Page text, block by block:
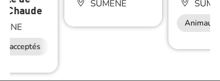
Chaude
acceptés
SUMÈNE
Animaux